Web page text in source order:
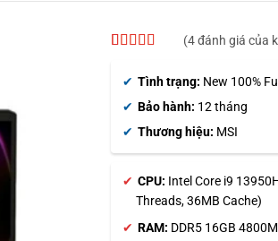
trên đánh
giá
(4đánh giá của
Tình trạng: New 100%
Bảo hành: 12 tháng
Thương hiệu: MSI
CPU: Intel Core i9
Threads, 36MB Cache)
RAM: DDR5 16GB